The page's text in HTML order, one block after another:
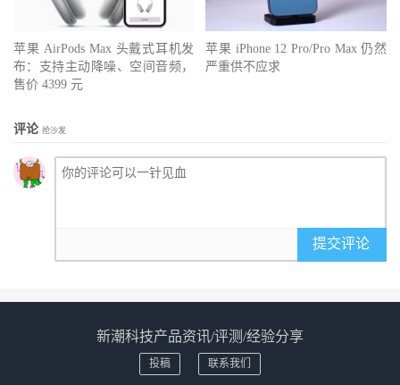
苹果 AirPods Max 头戴式耳机发
布：支持主动降噪、空间音频，
售价 4399 元
苹果 iPhone 12 Pro/Pro Max 仍然
严重供不应求
评论 抢沙发
提交评论
新潮科技产品资讯/评测/经验分享
投稿 联系我们